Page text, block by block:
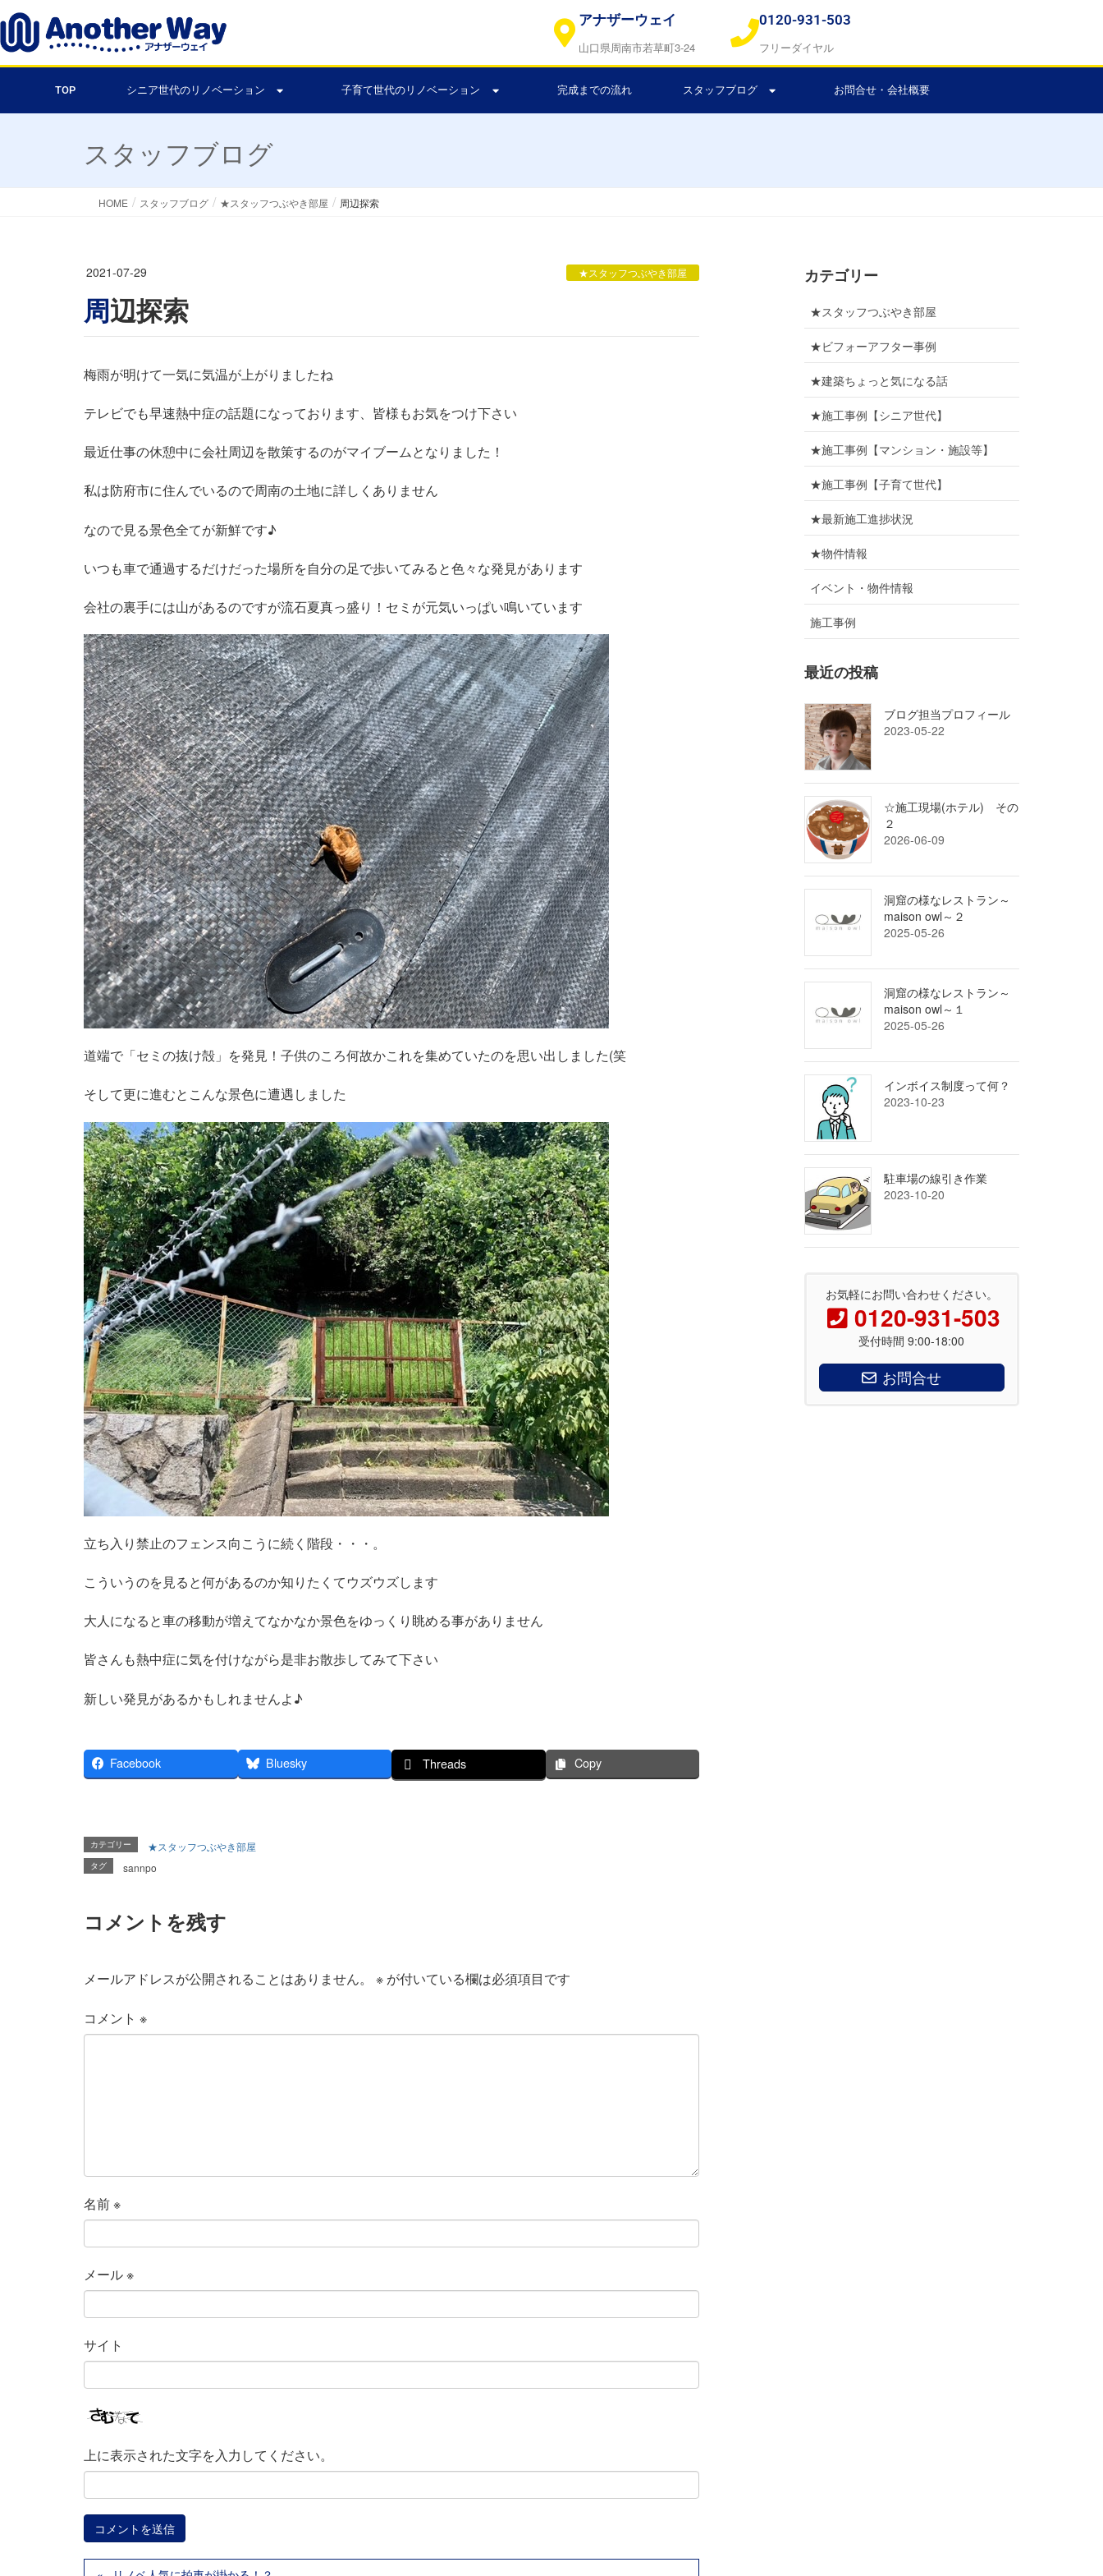
アナザーウェイ
山口県周南市若草町3-24
0120-931-503
フリーダイヤル
TOP シニア世代のリノベーション 子育て世代のリノベーション 完成までの流れ スタッフブログ お問合せ・会社概要
スタッフブログ
HOME スタッフブログ ★スタッフつぶやき部屋 周辺探索
2021-07-29 ★スタッフつぶやき部屋
周辺探索
梅雨が明けて一気に気温が上がりましたね
テレビでも早速熱中症の話題になっております、皆様もお気をつけ下さい
最近仕事の休憩中に会社周辺を散策するのがマイブームとなりました！
私は防府市に住んでいるので周南の土地に詳しくありません
なので見る景色全てが新鮮です♪
いつも車で通過するだけだった場所を自分の足で歩いてみると色々な発見があります
会社の裏手には山があるのですが流石夏真っ盛り！セミが元気いっぱい鳴いています
道端で「セミの抜け殻」を発見！子供のころ何故かこれを集めていたのを思い出しました(笑
そして更に進むとこんな景色に遭遇しました
立ち入り禁止のフェンス向こうに続く階段・・・。
こういうのを見ると何があるのか知りたくてウズウズします
大人になると車の移動が増えてなかなか景色をゆっくり眺める事がありません
皆さんも熱中症に気を付けながら是非お散歩してみて下さい
新しい発見があるかもしれませんよ♪
Facebook Bluesky Threads Copy
カテゴリー ★スタッフつぶやき部屋
タグ sannpo
コメントを残す
メールアドレスが公開されることはありません。 ※ が付いている欄は必須項目です
コメント ※
名前※
メール※
サイト
上に表示された文字を入力してください。
カテゴリー
★スタッフつぶやき部屋
★ビフォーアフター事例
★建築ちょっと気になる話
★施工事例【シニア世代】
★施工事例【マンション・施設等】
★施工事例【子育て世代】
★最新施工進捗状況
★物件情報
イベント・物件情報
施工事例
最近の投稿
ブログ担当プロフィール
2023-05-22
☆施工現場(ホテル) その
２
2026-06-09
洞窟の様なレストラン～
maison owl～２
2025-05-26
洞窟の様なレストラン～
maison owl～１
2025-05-26
インボイス制度って何？
2023-10-23
駐車場の線引き作業
2023-10-20
お気軽にお問い合わせください。
0120-931-503
受付時間 9:00-18:00
お問合せ